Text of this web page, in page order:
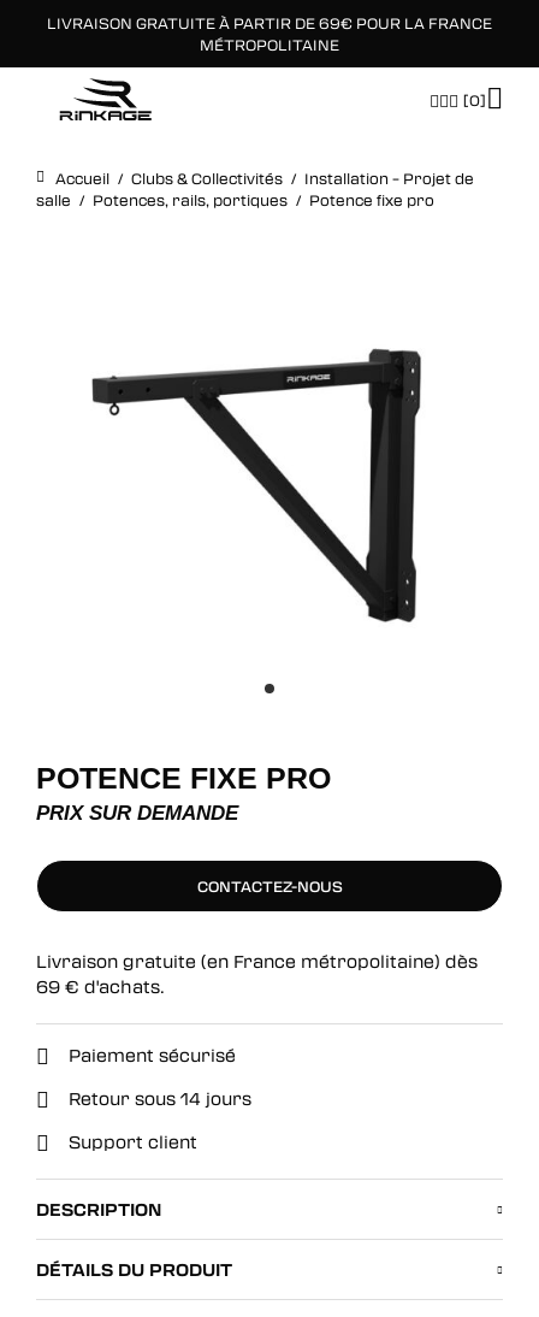
LIVRAISON GRATUITE À PARTIR DE 69€ POUR LA FRANCE
MÉTROPOLITAINE
[0]
Accueil / Clubs & Collectivités / Installation – Projet de
salle / Potences, rails, portiques / Potence fixe pro
POTENCE FIXE PRO
PRIX SUR DEMANDE
CONTACTEZ-NOUS
Livraison gratuite (en France métropolitaine) dès
69 € d'achats.
Paiement sécurisé
Retour sous 14 jours
Support client
DESCRIPTION
DÉTAILS DU PRODUIT